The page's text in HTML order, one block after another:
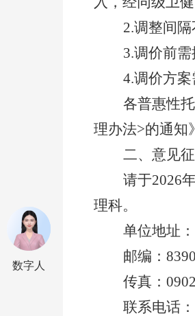
2.调整间隔
3.调价前需
4.调价方案
各普惠性
理办法>的通知》
二、意见
请于2026年
理科。
单位地址
邮编：
传真：
联系电话：
数字人